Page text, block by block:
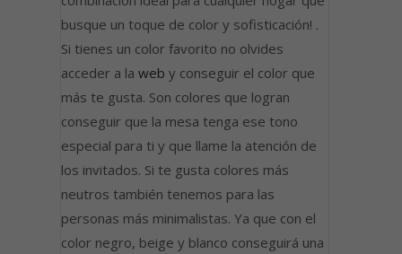
busque un toque de color y sofisticación! .
Si tienes un color favorito no olvides
acceder a la web y conseguir el color que
más te gusta. Son colores que logran
conseguir que la mesa tenga ese tono
especial para ti y que llame la atención de
los invitados. Si te gusta colores más
neutros también tenemos para las
personas más minimalistas. Ya que con el
color negro, beige y blanco conseguirá una